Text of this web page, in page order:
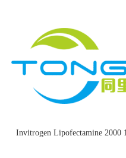
Invitrogen Lipofectamine 2000